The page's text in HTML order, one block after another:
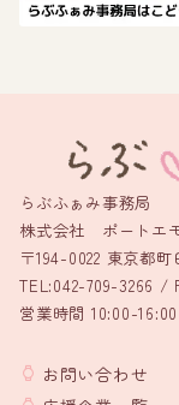
らぶふぁみ事務局
株式会社 ポートエ
〒194-0022 東京都
TEL:042-709-3266 /
営業時間 10:00-
お問い合わせ